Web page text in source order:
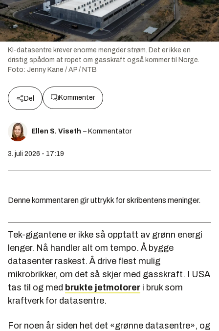
KI-datasentre krever enorme mengder strøm. Det er ikke en
dristig spådom at ropet om gasskraft også kommer til Norge.
Foto: Jenny Kane / AP / NTB
Del Kommenter
Ellen S. Viseth – Kommentator
3. juli 2026 - 17:19
Denne kommentaren gir uttrykk for skribentens meninger.
Tek-gigantene er ikke så opptatt av grønn energi
lenger. Nå handler alt om tempo. Å bygge
datasenter raskest. Å drive flest mulig
mikrobrikker, om det så skjer med gasskraft. I USA
tas til og med brukte jetmotorer i bruk som
kraftverk for datasentre.
For noen år siden het det «grønne datasentre», og